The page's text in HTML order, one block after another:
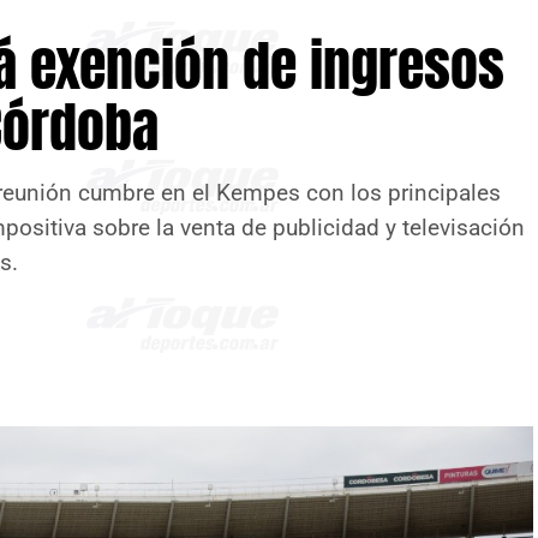
exención de ingresos
cumbre en el Kempes con los principales
sobre la venta de publicidad y televisación